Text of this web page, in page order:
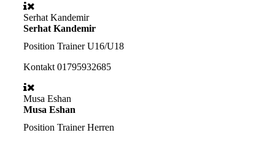
Serhat Kandemir
Serhat Kandemir
Position Trainer U16/U18
Kontakt 01795932685
Musa Eshan
Musa Eshan
Position Trainer Herren